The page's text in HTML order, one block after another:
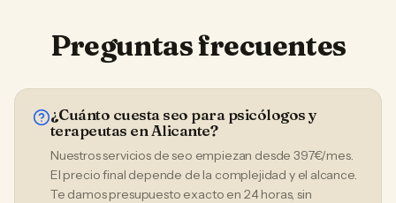
Preguntas frecuentes
¿Cuánto cuesta seo para psicólogos y
terapeutas en Alicante?
Nuestros servicios de seo empiezan desde 397€/mes.
El precio final depende de la complejidad y el alcance.
Te damos presupuesto exacto en 24 horas, sin